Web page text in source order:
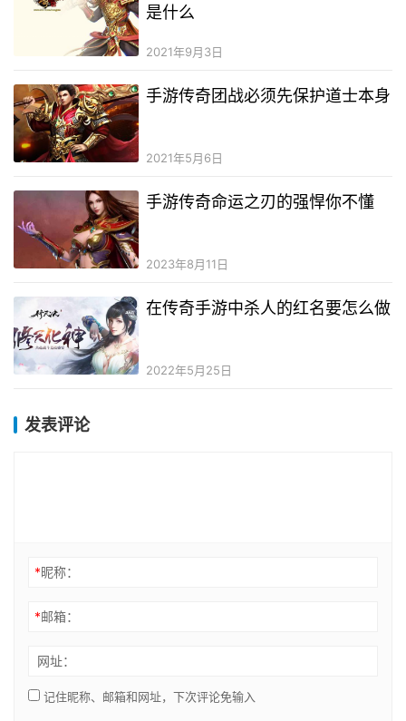
是什么
2021年9月3日
手游传奇团战必须先保护道士本身
2021年5月6日
手游传奇命运之刃的强悍你不懂
2023年8月11日
在传奇手游中杀人的红名要怎么做
2022年5月25日
发表评论
*昵称：
*邮箱：
网址：
记住昵称、邮箱和网址，下次评论免输入